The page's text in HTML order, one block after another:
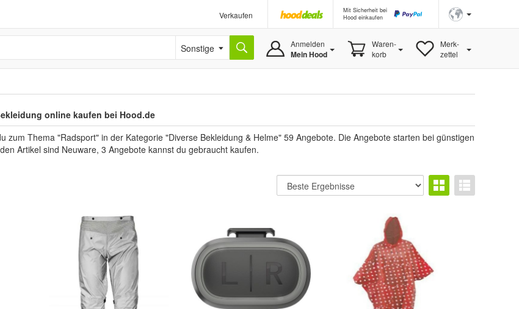
Verkaufen
Mit Sicherheit bei
Hood einkaufen
Sonstige Anmelden
Mein Hood
Waren-
korb
Merk-
zettel
online kaufen bei Hood.de
zum Thema "Radsport" in der Kategorie "Diverse Bekleidung & Helme" 59 Angebote. Die Angebote starten bei günstigen
Artikel sind Neuware, 3 Angebote kannst du gebraucht kaufen.